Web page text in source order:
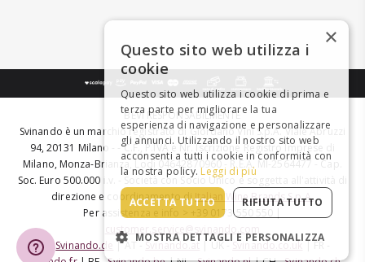
BEVI RESPONSABILMENTE
Svinando è un marchio registrato di Giordano Vini S.p.A. Viale Abruzzi
94, 20131 Milano - - C.F., P.IVA e Nr. Iscrizione Registro Imprese di
Milano, Monza-Brianza, Lodi 04642870960 - R.E.A. MI-2564477 - Cap.
Soc. Euro 500.000 i.v. - Società con Socio Unico e soggetta all'attività di
direzione e coordinamento diItalian Wine Brands S.p.A.
Per assistenza e info > +39 0173 550 550 |
customer.service@svinando.com
DE -Svinando.de | AT -Svinando.at | UK - Svinando.co.uk| FR -
×
Questo sito web utilizza i
cookie
Questo sito web utilizza i cookie di prima e
terza parte per migliorare la tua
esperienza di navigazione e personalizzare
gli annunci. Utilizzando il nostro sito web
acconsenti a tutti i cookie in conformità con
la nostra policy. Leggi di più
ACCETTA TUTTO RIFIUTA TUTTO
MOSTRA DETTAGLI E PERSONALIZZA